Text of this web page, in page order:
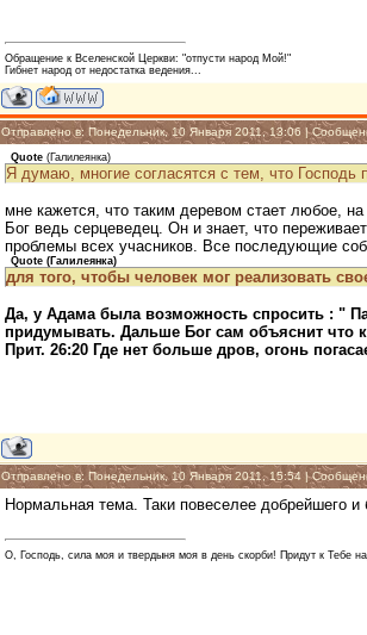
Обращение к Вселенской Церкви: "отпусти народ Мой!"
Гибнет народ от недостатка ведения...
Отправлено в: Понедельник, 10 Января 2011, 13:06 |
Quote (Галилеянка)
Я думаю, многие согласятся с тем, что
мне кажется, что таким деревом стает любое,
Бог ведь серцеведец. Он и знает, что
проблемы всех учасников. Все последующие
Quote ( Галилеянка)
для того, чтобы человек мог реализовать
Да, у Адама была возможность спросить : "
придумывать. Дальше Бог сам объяснит что
Прит. 26:20 Где нет больше дров, огонь
Отправлено в: Понедельник, 10 Января 2011, 15:54 |
Нормальная тема. Таки повеселее добрейшего и
О, Господь, сила моя и твердыня моя в день скорби! Придут к Тебе